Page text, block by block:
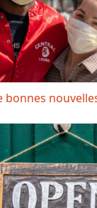
bonnes